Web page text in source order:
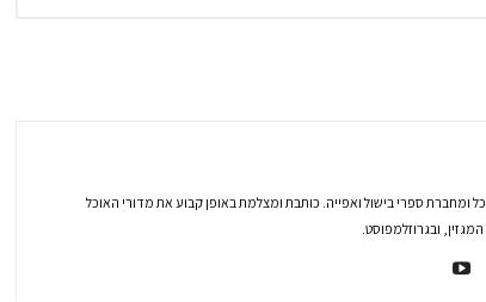
ומחברת ספרי בישול ואפייה. כותבת ומצלמת באופן קבוע את מדורי האוכל
ובגרוזלמפוסט.